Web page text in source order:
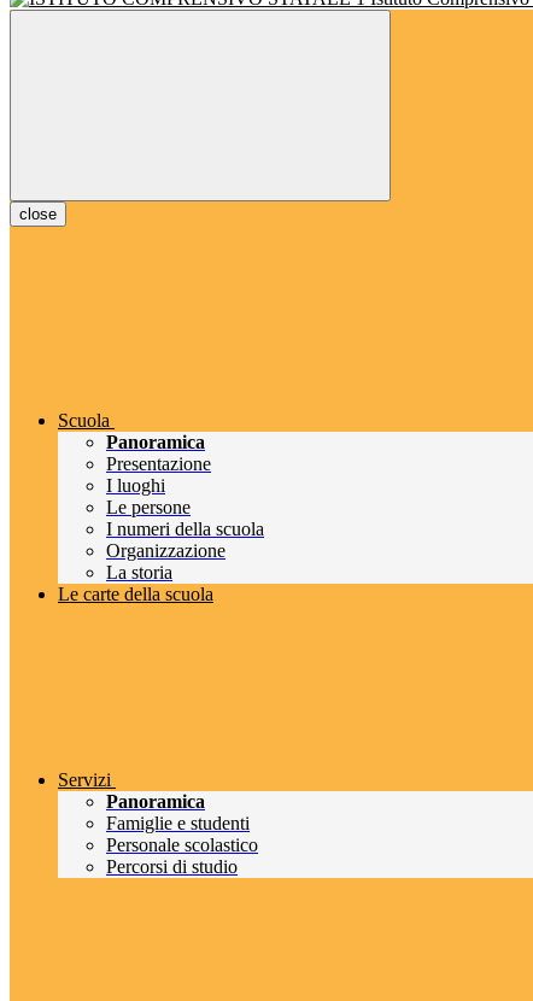
close
Scuola
Panoramica
Presentazione
I luoghi
Le persone
I numeri della scuola
Organizzazione
La storia
Le carte della scuola
Servizi
Panoramica
Famiglie e studenti
Personale scolastico
Percorsi di studio